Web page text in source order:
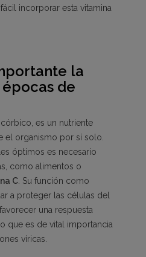
fácil incorporar esta vitamina
la
de
es un nutriente
el organismo por sí solo.
óptimos es necesario
como alimentos o
C . Su función como
a proteger las células del
una respuesta
que es de vital importancia
víricas.